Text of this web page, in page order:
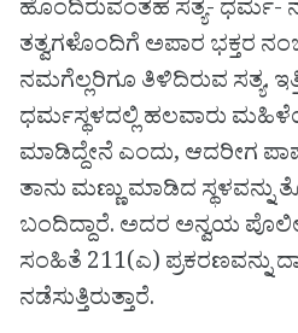
ಹೊಂದಿರುವಂತಹ ಸತ್ಯ- ಧರ್ಮ-
ತತ್ವಗಳೊಂದಿಗೆ ಅಪಾರ ಭಕ್ತರ
ನಮಗೆಲ್ಲರಿಗೂ ತಿಳಿದಿರುವ ಸತ್ಯ.
ಧರ್ಮಸ್ಥಳದಲ್ಲಿ ಹಲವಾರು
ಮಾಡಿದ್ದೇನೆ ಎಂದು, ಆದರೀಗ
ತಾನು ಮಣ್ಣು ಮಾಡಿದ ಸ್ಥಳವನ್ನು
ಬಂದಿದ್ದಾರೆ. ಅದರ ಅನ್ವಯ
ಸಂಹಿತೆ 211(ಎ) ಪ್ರಕರಣವನ್ನು
ನಡೆಸುತ್ತಿರುತ್ತಾರೆ.